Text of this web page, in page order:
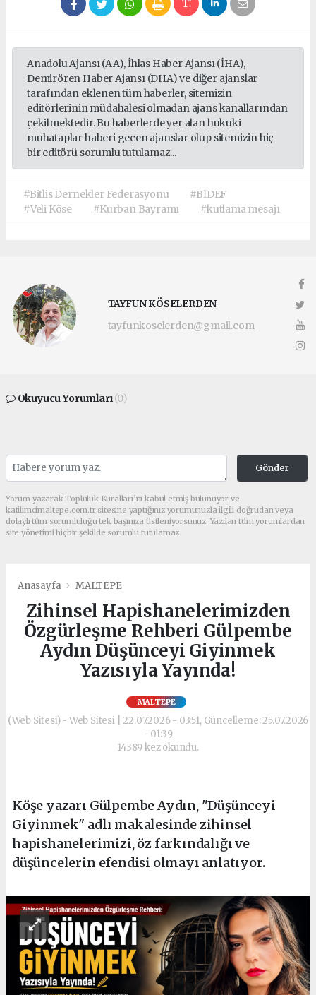
Anadolu Ajansı (AA), İhlas Haber Ajansı (İHA),
Demirören Haber Ajansı (DHA) ve diğer ajanslar
tarafından eklenen tüm haberler, sitemizin
editörlerinin müdahalesi olmadan ajans kanallarından
çekilmektedir. Bu haberlerde yer alan hukuki
muhataplar haberi geçen ajanslar olup sitemizin hiç
bir editörü sorumlu tutulamaz...
#Bitlis Dernekler Federasyonu
#BİDEF
#Veli Köse
#Kurban Bayramı #kutlama mesajı
TAYFUN KÖSELERDEN
tayfunkoselerden@gmail.com
Okuyucu Yorumları(0)
Gönder
Yorum yazarak Topluluk Kuralları’nı kabul etmiş bulunuyor ve
katilimcimaltepe.com.tr sitesine yaptığınız yorumunuzla ilgili doğrudan veya
dolaylı tüm sorumluluğu tek başınıza üstleniyorsunuz. Yazılan tüm yorumlardan
site yönetimi hiçbir şekilde sorumlu tutulamaz.
Anasayfa MALTEPE
Zihinsel Hapishanelerimizden
Özgürleşme Rehberi Gülpembe
Aydın Düşünceyi Giyinmek
Yazısıyla Yayında!
MALTEPE
(Web Sitesi) - Web Sitesi | 22.07.2026 - 03:51, Güncelleme: 25.07.2026
- 01:39
14389 kez okundu.
Köşe yazarı Gülpembe Aydın, "Düşünceyi
Giyinmek" adlı makalesinde zihinsel
hapishanelerimizi, öz farkındalığı ve
düşüncelerin efendisi olmayı anlatıyor.